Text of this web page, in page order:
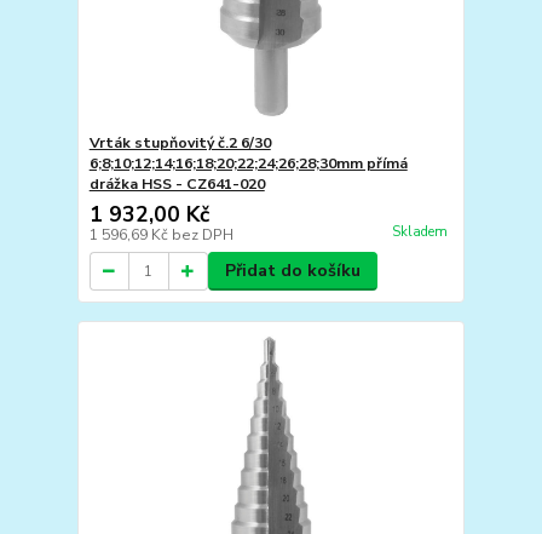
Vrták stupňovitý č.2 6/30
6;8;10;12;14;16;18;20;22;24;26;28;30mm přímá
drážka HSS - CZ641-020
1 932,00 Kč
1 596,69 Kč bez DPH Skladem
Přidat do košíku